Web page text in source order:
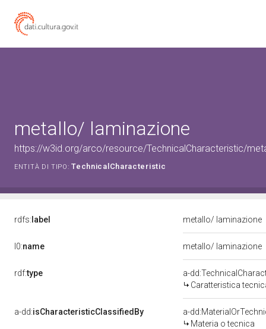
metallo/ laminazione
https://w3id.org/arco/resource/TechnicalCharacteristic/
ENTITÀ DI TIPO: TechnicalCharacteristic
rdfs: label metallo/ laminazione
l0:name metallo/ laminazione
rdf:type
a-
Caratteristica
a-dd:isCharacteristicClassifiedBy
a-
Materia o tecnica